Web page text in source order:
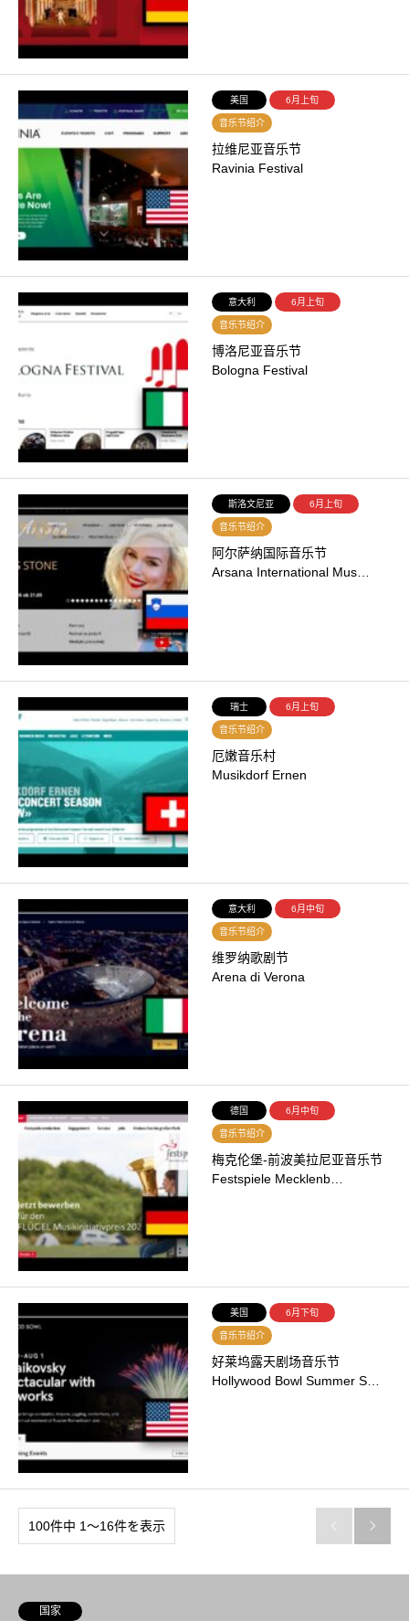
美国 6月上旬
音乐节绍介
拉维尼亚音乐节
Ravinia Festival
意大利 6月上旬
音乐节绍介
博洛尼亚音乐节
Bologna Festival
斯洛文尼亚 6月上旬
音乐节绍介
阿尔萨纳国际音乐节
Arsana International Mus…
瑞士 6月上旬
音乐节绍介
厄嫩音乐村
Musikdorf Ernen
意大利 6月中旬
音乐节绍介
维罗纳歌剧节
Arena di Verona
德国 6月中旬
音乐节绍介
梅克伦堡-前波美拉尼亚音乐节
Festspiele Mecklenb…
美国 6月下旬
音乐节绍介
好莱坞露天剧场音乐节
Hollywood Bowl Summer S…
100件中 1〜16件を表示  
国家